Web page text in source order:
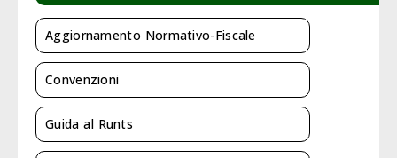
Aggiornamento Normativo-Fiscale
Convenzioni
Guida al Runts